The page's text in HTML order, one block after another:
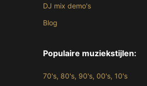
DJ mix demo's
Blog
Populaire muziekstijlen:
70's, 80's, 90's, 00's, 10's